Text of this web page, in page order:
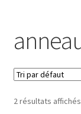
BIJOUX &
LIVRES ET
PRODUITS DE
2 résultats affichés